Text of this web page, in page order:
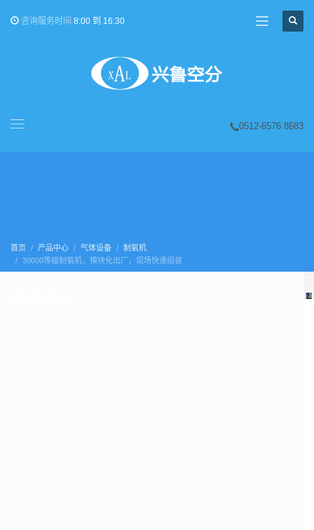
咨询服务时间 8:00 到 16:30
0512-6576 8683
首页 产品中心 气体设备
制氧机
30000等级制氧机，模块化出厂，现场快速组装